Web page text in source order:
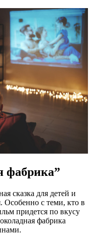
фабрика”
сказка для детей и
Особенно с теми, кто в
придется по вкусу
фабрика